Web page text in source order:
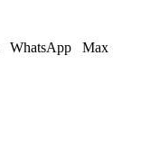
WhatsApp Max